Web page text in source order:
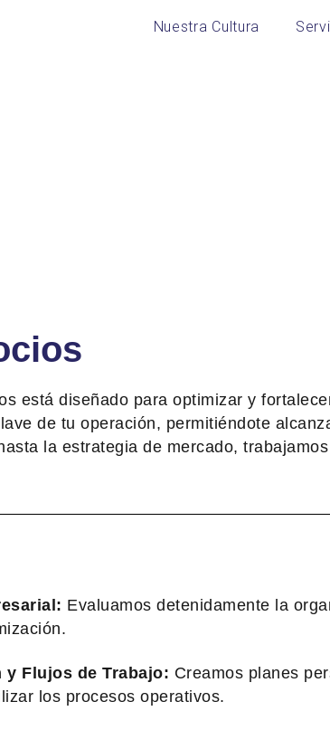
Nuestra Cultura
está diseñado para optimizar y
de tu operación, permitiéndote
la estrategia de mercado,
Evaluamos detenidamente la
y Flujos de Trabajo: Creamos planes
los procesos operativos.